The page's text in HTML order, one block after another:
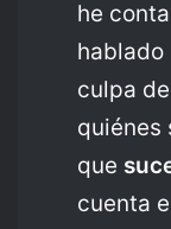
he
hablado
culpa
quiénes
que
cuenta